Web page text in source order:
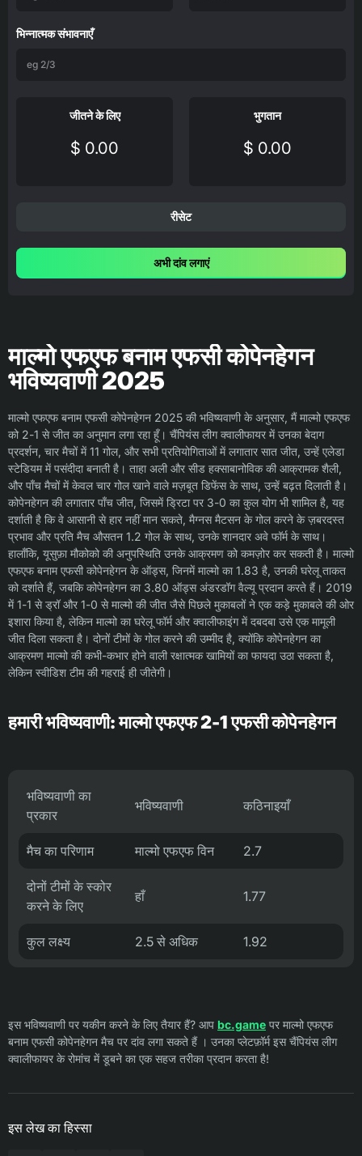
भिन्नात्मक संभावनाएँ
जीतने के लिए
$ 0.00
भुगतान
$ 0.00
रीसेट
अभी दांव लगाएं
माल्मो एफएफ बनाम एफसी कोपेनहेगन
भविष्यवाणी 2025
माल्मो एफएफ बनाम एफसी कोपेनहेगन 2025 की भविष्यवाणी के अनुसार, मैं माल्मो एफएफ
को 2-1 से जीत का अनुमान लगा रहा हूँ। चैंपियंस लीग क्वालीफायर में उनका बेदाग
प्रदर्शन, चार मैचों में 11 गोल, और सभी प्रतियोगिताओं में लगातार सात जीत, उन्हें एलेडा
स्टेडियम में पसंदीदा बनाती है। ताहा अली और सीड हक्साबानोविक की आक्रामक शैली,
और पाँच मैचों में केवल चार गोल खाने वाले मज़बूत डिफेंस के साथ, उन्हें बढ़त दिलाती है।
कोपेनहेगन की लगातार पाँच जीत, जिसमें ड्रिटा पर 3-0 का कुल योग भी शामिल है, यह
दर्शाती है कि वे आसानी से हार नहीं मान सकते, मैग्नस मैटसन के गोल करने के ज़बरदस्त
प्रभाव और प्रति मैच औसतन 1.2 गोल के साथ, उनके शानदार अवे फॉर्म के साथ।
हालाँकि, यूसुफ़ा मौकोको की अनुपस्थिति उनके आक्रमण को कमज़ोर कर सकती है। माल्मो
एफएफ बनाम एफसी कोपेनहेगन के ऑड्स, जिनमें माल्मो का 1.83 है, उनकी घरेलू ताकत
को दर्शाते हैं, जबकि कोपेनहेगन का 3.80 ऑड्स अंडरडॉग वैल्यू प्रदान करते हैं। 2019
में 1-1 से ड्रॉ और 1-0 से माल्मो की जीत जैसे पिछले मुकाबलों ने एक कड़े मुकाबले की ओर
इशारा किया है, लेकिन माल्मो का घरेलू फॉर्म और क्वालीफाइंग में दबदबा उसे एक मामूली
जीत दिला सकता है। दोनों टीमों के गोल करने की उम्मीद है, क्योंकि कोपेनहेगन का
आक्रमण माल्मो की कभी-कभार होने वाली रक्षात्मक खामियों का फायदा उठा सकता है,
लेकिन स्वीडिश टीम की गहराई ही जीतेगी।
हमारी भविष्यवाणी: माल्मो एफएफ 2-1 एफसी कोपेनहेगन
भविष्यवाणी का
प्रकार
भविष्यवाणी कठिनाइयाँ
मैच का परिणाम माल्मो एफएफ विन 2.7
दोनों टीमों के स्कोर
करने के लिए
हाँ 1.77
कुल लक्ष्य 2.5 से अधिक 1.92
इस भविष्यवाणी पर यकीन करने के लिए तैयार हैं? आप bc.game पर माल्मो एफएफ
बनाम एफसी कोपेनहेगन मैच पर दांव लगा सकते हैं । उनका प्लेटफ़ॉर्म इस चैंपियंस लीग
क्वालीफायर के रोमांच में डूबने का एक सहज तरीका प्रदान करता है!
इस लेख का हिस्सा